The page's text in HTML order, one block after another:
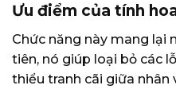
Ưu điểm của tính
Chức năng này mang lại
tiên, nó giúp loại bỏ các
thiểu tranh cãi giữa nhân